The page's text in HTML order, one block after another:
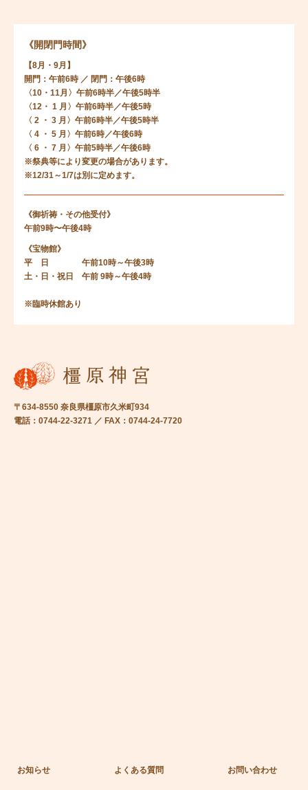
《開閉門時間》
【8月・9月】
開門：午前6時 ／ 閉門：午後6時
〈10・11月〉午前6時半／午後5時半
〈12・ 1 月〉午前6時半／午後5時
〈 2 ・ 3 月〉午前6時半／午後5時半
〈 4 ・ 5 月〉午前6時／午後6時
〈 6 ・ 7 月〉午前5時半／午後6時
※祭典等により変更の場合があります。
※12/31～1/7は別に定めます。
《御祈祷・その他受付》
午前9時〜午後4時
《宝物館》
平 日 午前10時～午後3時
土・日・祝日 午前 9時～午後4時
※臨時休館あり
〒634-8550 奈良県橿原市久米町934
電話：0744-22-3271 ／ FAX：0744-24-7720
お知らせ よくある質問 お問い合わせ